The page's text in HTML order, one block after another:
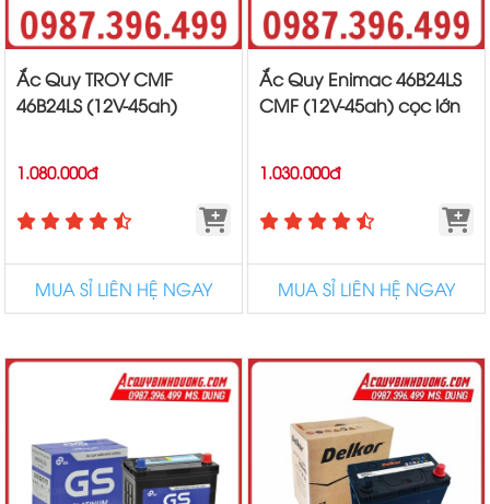
Ắc Quy TROY CMF
46B24LS (12V-45ah)
1.080.000đ
MUA SỈ LIÊN HỆ NGAY
Ắc Quy Enimac 46B24LS
CMF (12V-45ah) cọc lớn
1.030.000đ
MUA SỈ LIÊN HỆ NGAY